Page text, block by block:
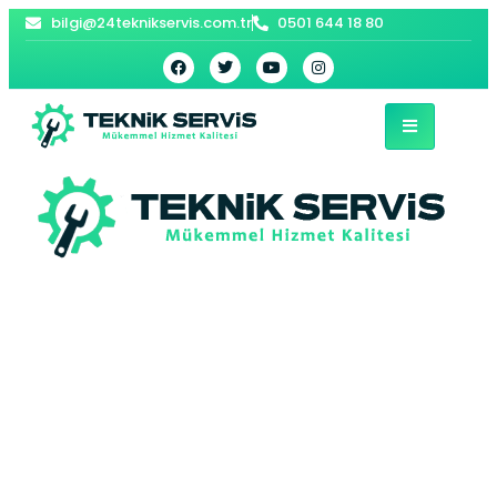
bilgi@24teknikservis.com.tr 0501 644 18 80